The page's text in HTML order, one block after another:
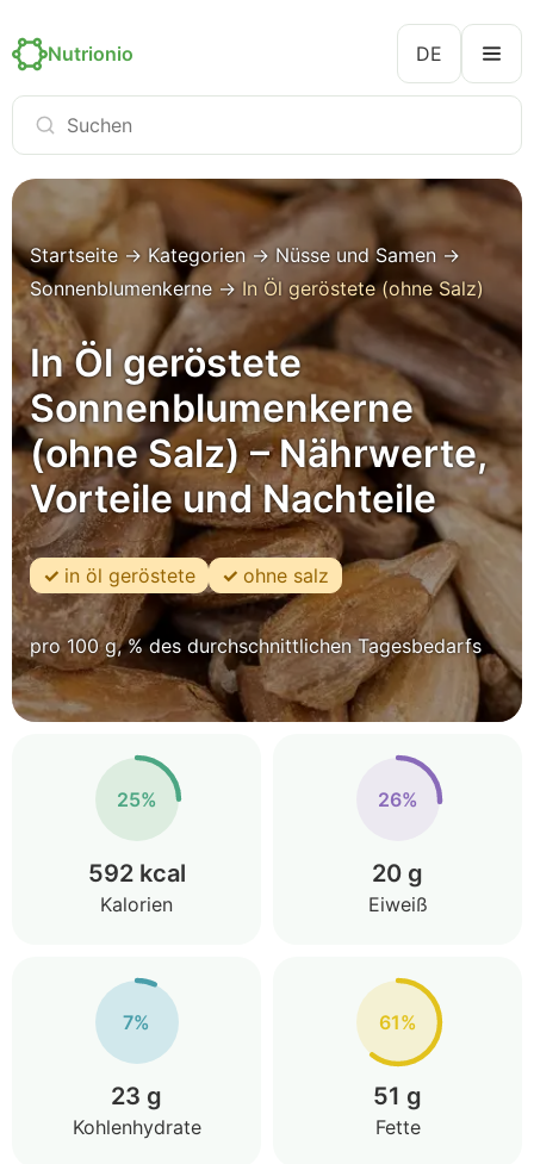
Nutrionio DE
Startseite → Kategorien→ Nüsse und Samen →
Sonnenblumenkerne → In Öl geröstete (ohne Salz)
In Öl geröstete
Sonnenblumenkerne
(ohne Salz) – Nährwerte,
Vorteile und Nachteile
in öl geröstete ohne salz
pro 100 g, % des durchschnittlichen Tagesbedarfs
25%
592 kcal
Kalorien
26%
20 g
Eiweiß
7%
23 g
Kohlenhydrate
61%
51 g
Fette